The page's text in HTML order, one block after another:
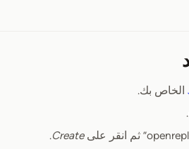
الخاص بك.
.
Create
.